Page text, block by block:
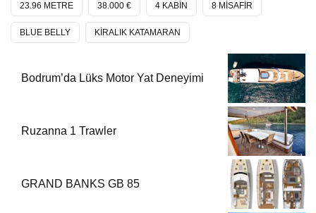
23.96 METRE 38.000 € 4 KABİN 8 MİSAFİR
BLUE BELLY KİRALIK KATAMARAN
Bodrum’da Lüks Motor Yat Deneyimi
Ruzanna 1 Trawler
GRAND BANKS GB 85